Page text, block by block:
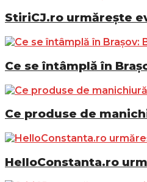
StiriCJ.ro urmărește
Ce se întâmplă în
Ce produse de
HelloConstanta.ro